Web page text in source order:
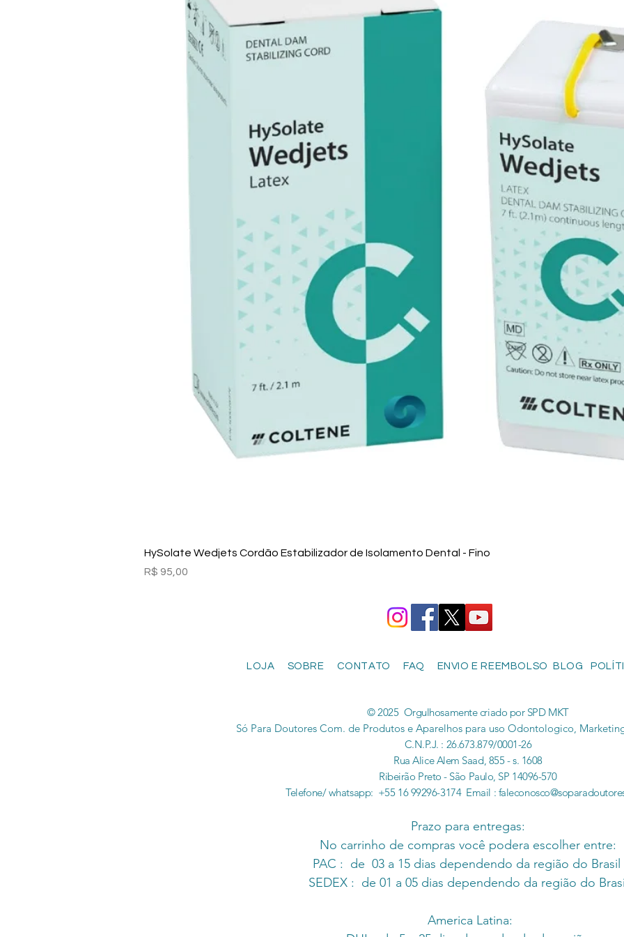
Visualização rápida
HySolate Wedjets Cordão Estabilizador de Isolamento Dental - Fino
Preço
R$ 95,00
LOJA SOBRE CONTATO FAQ ENVIO E REEMBOLSO BLOG
© 2025 Orgulhosamente criado por SPD MKT
Só Para Doutores Com. de Produtos e Aparelhos para uso Odontologico,
C.N.P.J. : 26.673.879/0001-26
Rua Alice Alem Saad, 855 - s. 1608
Ribeirão Preto - São Paulo, SP 14096-570
Telefone/ whatsapp: +55 16 99296-3174 Email :
Prazo para entregas:
No carrinho de compras você podera escolher entre:
PAC : de 03 a 15 dias dependendo da região do Brasil
SEDEX : de 01 a 05 dias dependendo da região do
America Latina: